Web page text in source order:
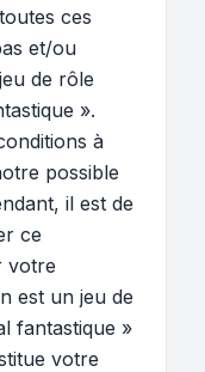
ces
et/ou
de rôle
».
à
possible
il est de
ce
votre
est un jeu de
fantastique »
votre